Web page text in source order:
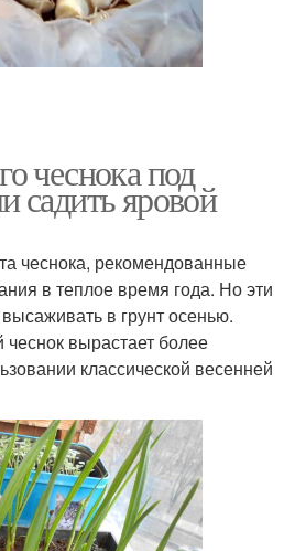
чеснока под
садить яровой
чеснока, рекомендованные
в теплое время года. Но эти
в грунт осенью.
вырастает более
классической весенней